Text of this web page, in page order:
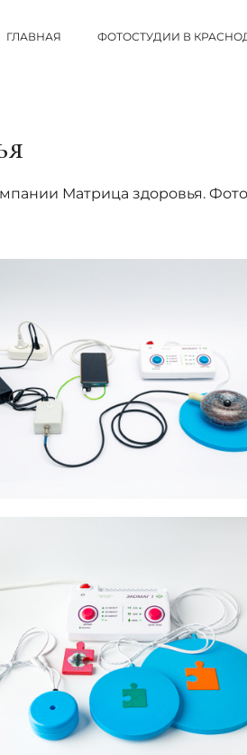
ГЛАВНАЯ ФОТОСТУДИИ В
Матрица здоровья.